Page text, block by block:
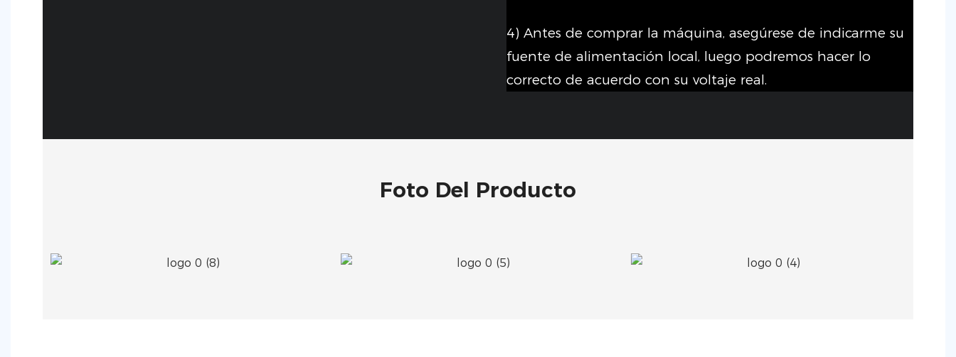
4) Antes de comprar la máquina, asegúrese de indicarme su
fuente de alimentación local, luego podremos hacer lo
correcto de acuerdo con su voltaje real.
Foto Del Producto